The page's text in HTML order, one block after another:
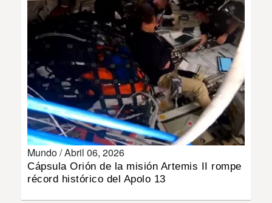
IMPRESO
Mundo /Abril 06, 2026
Cápsula Orión de la misión Artemis II rompe
récord histórico del Apolo 13